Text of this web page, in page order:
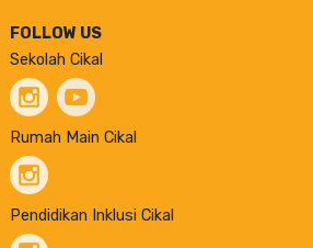
FOLLOW US
Sekolah Cikal
Rumah Main Cikal
Pendidikan Inklusi Cikal